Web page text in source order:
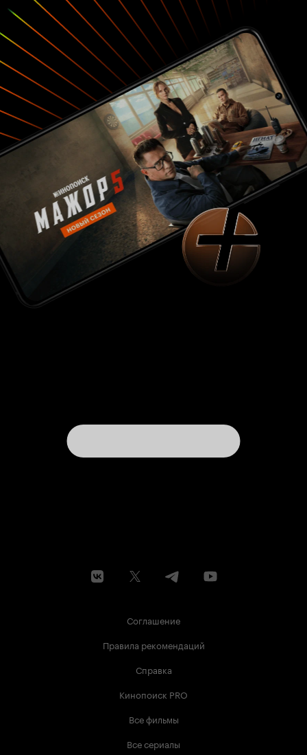
Соглашение
Правила рекомендаций
Справка
Кинопоиск PRO
Все фильмы
Все сериалы